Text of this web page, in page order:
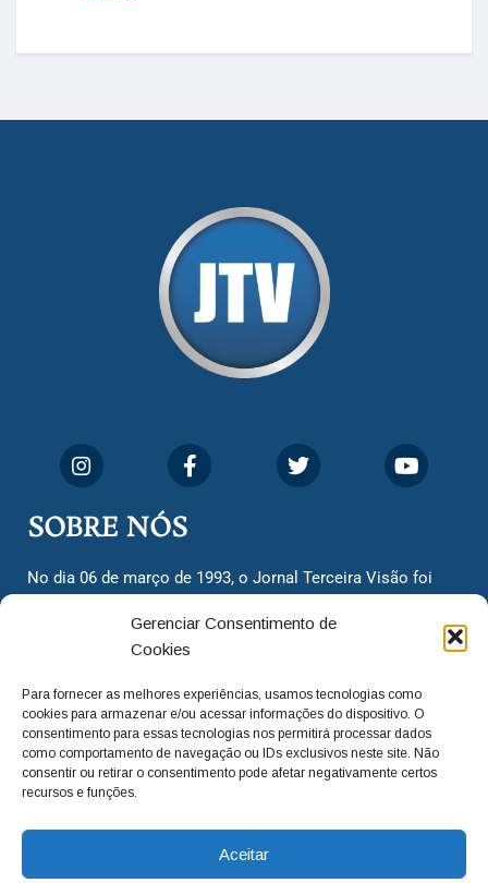
Gerenciar Consentimento de
Cookies
Para fornecer as melhores experiências, usamos tecnologias como
cookies para armazenar e/ou acessar informações do dispositivo. O
consentimento para essas tecnologias nos permitirá processar dados
como comportamento de navegação ou IDs exclusivos neste site. Não
consentir ou retirar o consentimento pode afetar negativamente certos
recursos e funções.
Aceitar
SOBRE NÓS
No dia 06 de março de 1993, o Jornal Terceira Visão foi
cidadãos valinhenses, já que naquela época só existiam
dois jornais. Há mais de 30 anos, o jornal continua
com o foco de trazer as melhores notícias. Nunca
deixamos de lado as necessidades do cidadão, sempre
questionando os órgãos públicos em busca de melhorias
para a cidade e sempre cobrando resoluções para casos